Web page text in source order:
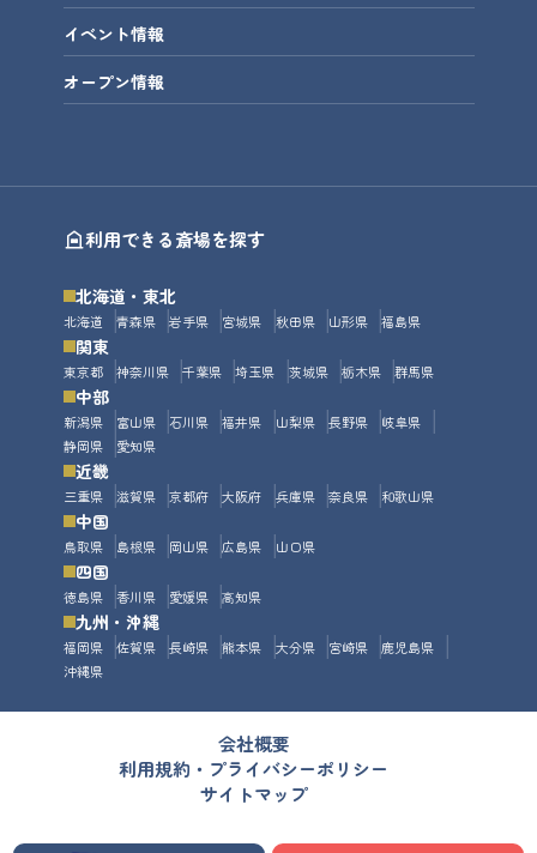
イベント情報
オープン情報
利用できる斎場を探す
北海道・東北
北海道 青森県 岩手県 宮城県 秋田県 山形県 福島県
関東
東京都 神奈川県 千葉県 埼玉県 茨城県 栃木県 群馬県
中部
新潟県 富山県 石川県 福井県 山梨県 長野県
岐阜県
静岡県
愛知県
近畿
三重県 滋賀県 京都府 大阪府 兵庫県 奈良県 和歌山県
中国
鳥取県 島根県 岡山県 広島県 山口県
四国
徳島県 香川県 愛媛県 高知県
九州・沖縄
福岡県 佐賀県 長崎県 熊本県 大分県 宮崎県
鹿児島県
沖縄県
会社概要
利用規約・プライバシーポリシー
サイトマップ